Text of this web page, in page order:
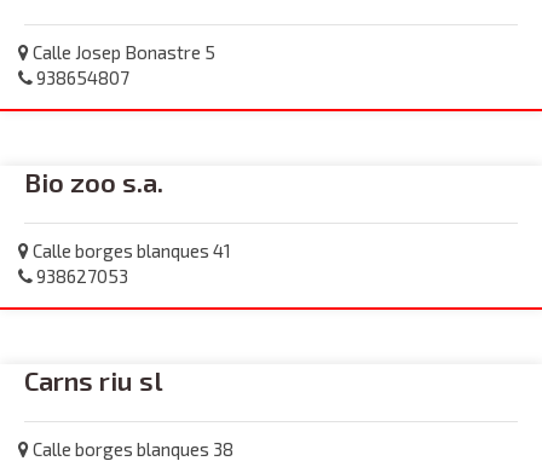
Calle Josep Bonastre 5
938654807
Bio zoo s.a.
Calle borges blanques 41
938627053
Carns riu sl
Calle borges blanques 38